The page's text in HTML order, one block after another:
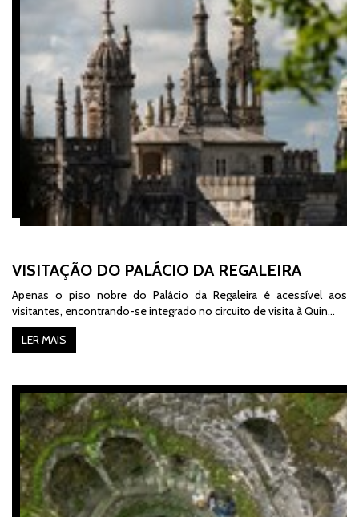
VISITAÇÃO DO PALÁCIO DA REGALEIRA
Apenas o piso nobre do Palácio da Regaleira é acessível aos
visitantes, encontrando-se integrado no circuito de visita à Quin…
LER MAIS